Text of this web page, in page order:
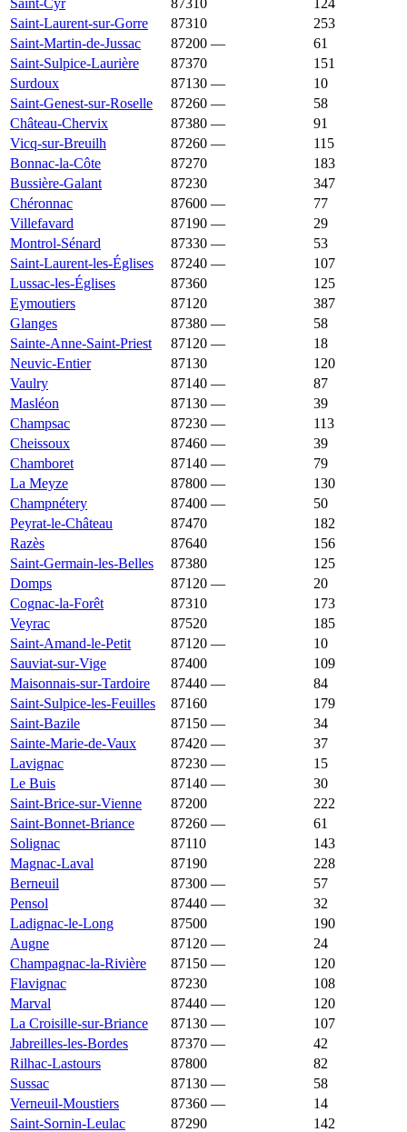
Saint-Laurent-sur-Gorre
87310
253
Saint-Martin-de-Jussac
87200 —
61
Saint-Sulpice-Laurière
87370
151
Surdoux
87130 —
10
Saint-Genest-sur-Roselle
87260 —
58
Château-Chervix
87380 —
91
Vicq-sur-Breuilh
87260 —
115
Bonnac-la-Côte
87270
183
Bussière-Galant
87230
347
Chéronnac
87600 —
77
Villefavard
87190 —
29
Montrol-Sénard
87330 —
53
Saint-Laurent-les-Églises
87240 —
107
Lussac-les-Églises
87360
125
Eymoutiers
87120
387
Glanges
87380 —
58
Sainte-Anne-Saint-Priest
87120 —
18
Neuvic-Entier
87130
120
Vaulry
87140 —
87
Masléon
87130 —
39
Champsac
87230 —
113
Cheissoux
87460 —
39
Chamboret
87140 —
79
La Meyze
87800 —
130
Champnétery
87400 —
50
Peyrat-le-Château
87470
182
Razès
87640
156
Saint-Germain-les-Belles
87380
125
Domps
87120 —
20
Cognac-la-Forêt
87310
173
Veyrac
87520
185
Saint-Amand-le-Petit
87120 —
10
Sauviat-sur-Vige
87400
109
Maisonnais-sur-Tardoire
87440 —
84
Saint-Sulpice-les-Feuilles
87160
179
Saint-Bazile
87150 —
34
Sainte-Marie-de-Vaux
87420 —
37
Lavignac
87230 —
15
Le Buis
87140 —
30
Saint-Brice-sur-Vienne
87200
222
Saint-Bonnet-Briance
87260 —
61
Solignac
87110
143
Magnac-Laval
87190
228
Berneuil
87300 —
57
Pensol
87440 —
32
Ladignac-le-Long
87500
190
Augne
87120 —
24
Champagnac-la-Rivière
87150 —
120
Flavignac
87230
108
Marval
87440 —
120
La Croisille-sur-Briance
87130 —
107
Jabreilles-les-Bordes
87370 —
42
Rilhac-Lastours
87800
82
Sussac
87130 —
58
Verneuil-Moustiers
87360 —
14
Saint-Sornin-Leulac
87290
142